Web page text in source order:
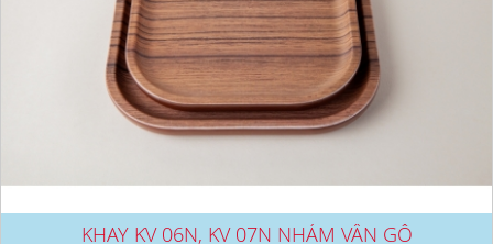
KHAY KV 06N, KV 07N NHÁM VÂN GỖ